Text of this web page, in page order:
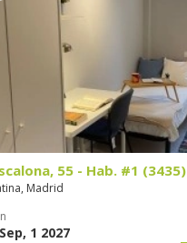
55 - Hab. #1 (3435)
Madrid
Sep, 1 2027